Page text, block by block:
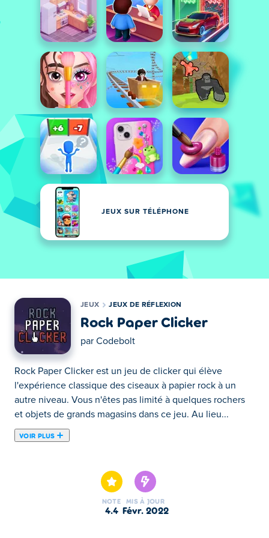
JEUX SUR TÉLÉPHONE
JEUX JEUX DE RÉFLEXION
Rock Paper Clicker
par Codebolt
Rock Paper Clicker est un jeu de clicker qui élève
l'expérience classique des ciseaux à papier rock à un
autre niveau. Vous n'êtes pas limité à quelques rochers
et objets de grands magasins dans ce jeu. Au lieu...
VOIR PLUS
autre niveau. Vous n'êtes pas limité à quelques rochers
et objets de grands magasins dans ce jeu. Au lieu de
cela, vous traitez avec de l'eau, du feu, de l'air, des
NOTE
4.4
MIS À JOUR
févr. 2022